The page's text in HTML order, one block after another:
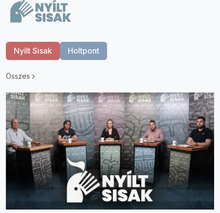
Nyílt Sisak Holtpont
Összes